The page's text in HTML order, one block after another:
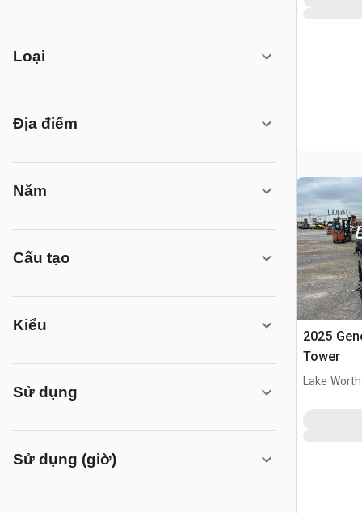
Loại
Địa điểm
Năm
Cấu tạo
Kiểu
Sử dụng
Sử dụng (giờ)
2025
Tower
Lake